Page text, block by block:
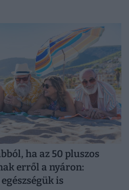
ha az 50 pluszos
erről a nyáron:
is